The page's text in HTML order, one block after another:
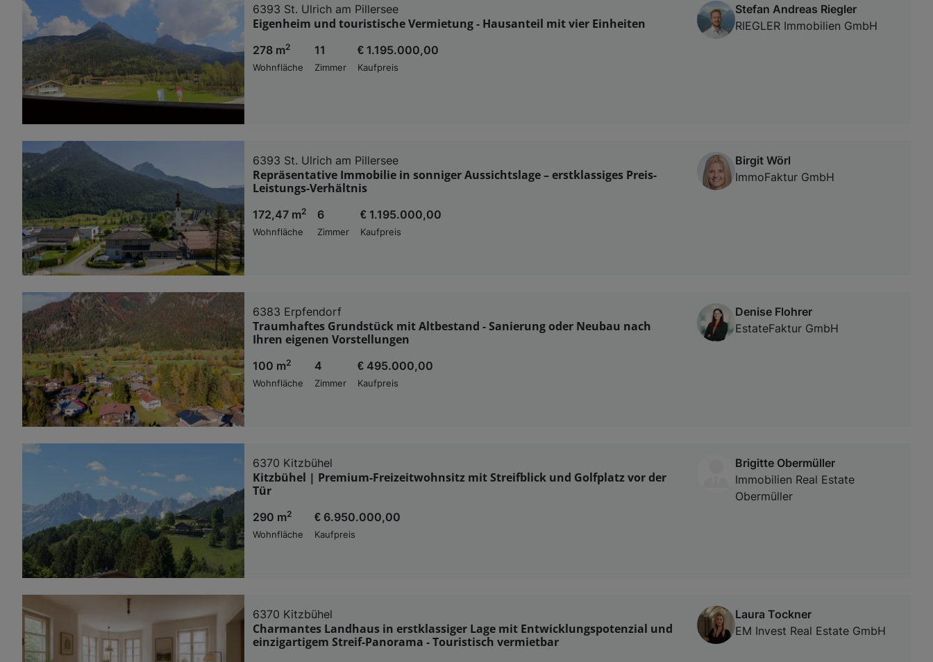
6393 St. Ulrich am Pillersee
Eigenheim und touristische Vermietung - Hausanteil mit vier Einheiten
278 m2
Wohnfläche
11
Zimmer
€ 1.195.000,00
Kaufpreis
Stefan Andreas Riegler
RIEGLER Immobilien GmbH
6393 St. Ulrich am Pillersee
Repräsentative Immobilie in sonniger Aussichtslage – erstklassiges Preis-
Leistungs-Verhältnis
172,47 m2
Wohnfläche
6
Zimmer
€ 1.195.000,00
Kaufpreis
Birgit Wörl
ImmoFaktur GmbH
6383 Erpfendorf
Traumhaftes Grundstück mit Altbestand - Sanierung oder Neubau nach
Ihren eigenen Vorstellungen
100 m2
Wohnfläche
4
Zimmer
€ 495.000,00
Kaufpreis
Denise Flohrer
EstateFaktur GmbH
6370 Kitzbühel
Kitzbühel | Premium-Freizeitwohnsitz mit Streifblick und Golfplatz vor der
Tür
290 m2
Wohnfläche
€ 6.950.000,00
Kaufpreis
Brigitte Obermüller
Immobilien Real Estate
Obermüller
6370 Kitzbühel
Charmantes Landhaus in erstklassiger Lage mit Entwicklungspotenzial und
einzigartigem Streif-Panorama - Touristisch vermietbar
Laura Tockner
EM Invest Real Estate GmbH